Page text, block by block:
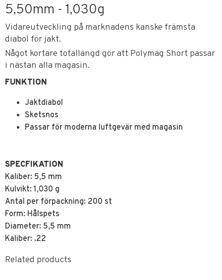
5,50mm - 1,030g
Vidareutveckling på marknadens kanske främsta
diabol för jakt.
Något kortare totallängd gör att Polymag Short passar
i nästan alla magasin.
FUNKTION
Jaktdiabol
Sketsnos
Passar för moderna luftgevär med magasin
SPECFIKATION
Kaliber: 5,5 mm
Kulvikt: 1,030 g
Antal per förpackning: 200 st
Form: Hålspets
Diameter: 5,5 mm
Kaliber: .22
Related products